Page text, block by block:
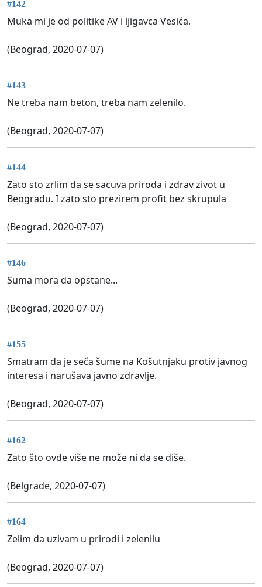
#142
Muka mi je od politike AV i ljigavca Vesića.
(Beograd, 2020-07-07)
#143
Ne treba nam beton, treba nam zelenilo.
(Beograd, 2020-07-07)
#144
Zato sto zrlim da se sacuva priroda i zdrav zivot u
Beogradu. I zato sto prezirem profit bez skrupula
(Beograd, 2020-07-07)
#146
Suma mora da opstane...
(Beograd, 2020-07-07)
#155
Smatram da je seča šume na Košutnjaku protiv javnog
interesa i narušava javno zdravlje.
(Beograd, 2020-07-07)
#162
Zato što ovde više ne može ni da se diše.
(Belgrade, 2020-07-07)
#164
Zelim da uzivam u prirodi i zelenilu
(Beograd, 2020-07-07)